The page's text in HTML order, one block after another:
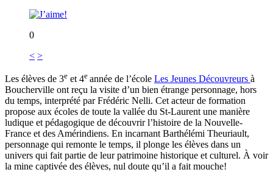
0
< >
Les élèves de 3e et 4e année de l’école Les Jeunes Découvreurs à
Boucherville ont reçu la visite d’un bien étrange personnage, hors
du temps, interprété par Frédéric Nelli. Cet acteur de formation
propose aux écoles de toute la vallée du St-Laurent une manière
ludique et pédagogique de découvrir l’histoire de la Nouvelle-
France et des Amérindiens. En incarnant Barthélémi Theuriault,
personnage qui remonte le temps, il plonge les élèves dans un
univers qui fait partie de leur patrimoine historique et culturel. À voir
la mine captivée des élèves, nul doute qu’il a fait mouche!